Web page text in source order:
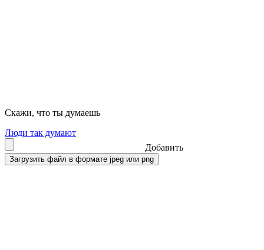
Скажи, что ты думаешь
Люди так думают
Добавить